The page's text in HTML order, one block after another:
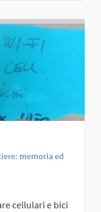
memoria ed
cellulari e bici